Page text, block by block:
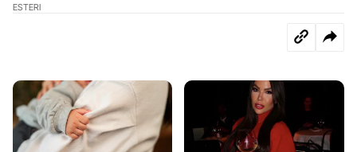
ESTERI